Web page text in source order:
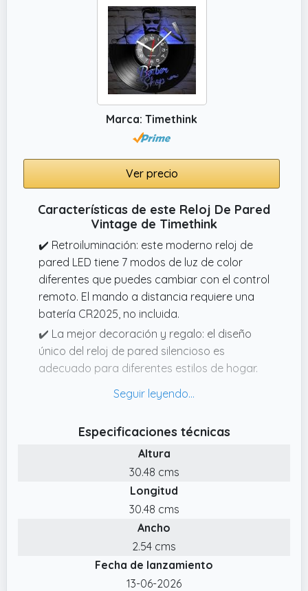
metal cuadrada y correa de piel. La esfera
con números romanos es de muy alta
Marca: Timethink
Ver precio
Características de este Reloj De Pared
Vintage de Timethink
✔️ Retroiluminación: este moderno reloj de
pared LED tiene 7 modos de luz de color
diferentes que puedes cambiar con el control
remoto. El mando a distancia requiere una
batería CR2025, no incluida.
✔️ La mejor decoración y regalo: el diseño
único del reloj de pared silencioso es
adecuado para diferentes estilos de hogar.
estudio de música, bar, guardería, habitación
niños, dormitorio, granja, baño, cocina,
oficina para añadir un ambiente artístico y
✔️ Fácil de instalar: el reloj de pared de vinilo
vintage negro tiene una amplia ranura en la
parte posterior para colgar sin
complicaciones. El reloj de pared ligero no
dañará la pared.
✔️ Embalaje grueso: cada reloj de pared de
Especificaciones técnicas
Altura
30.48 cms
Longitud
30.48 cms
Ancho
2.54 cms
Fecha de lanzamiento
13-06-2026